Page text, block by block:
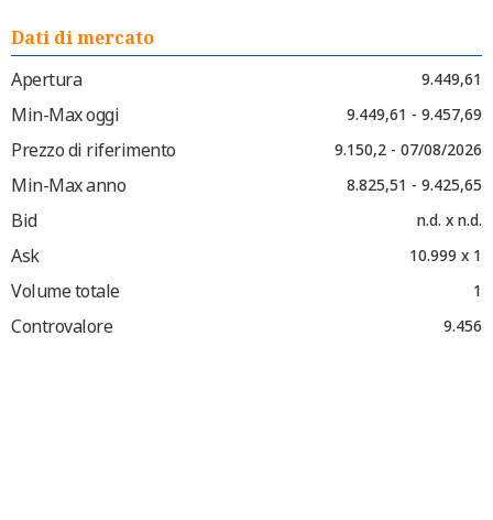
Dati di mercato
Apertura
9.449,61
Min-Max oggi 9.449,61 - 9.457,69
Prezzo di riferimento 9.150,2 - 07/08/2026
Min-Max anno 8.825,51 - 9.425,65
Bid n.d. x n.d.
Ask 10.999 x 1
Volume totale 1
Controvalore 9.456